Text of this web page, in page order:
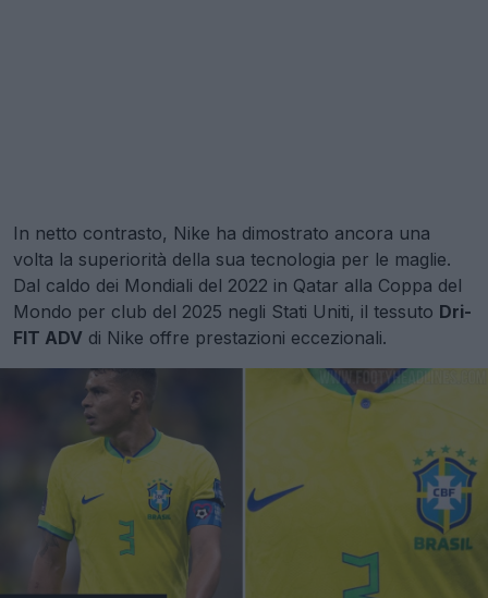
In netto contrasto, Nike ha dimostrato ancora una
volta la superiorità della sua tecnologia per le maglie.
Dal caldo dei Mondiali del 2022 in Qatar alla Coppa del
Mondo per club del 2025 negli Stati Uniti, il tessuto Dri-
FIT ADV di Nike offre prestazioni eccezionali.